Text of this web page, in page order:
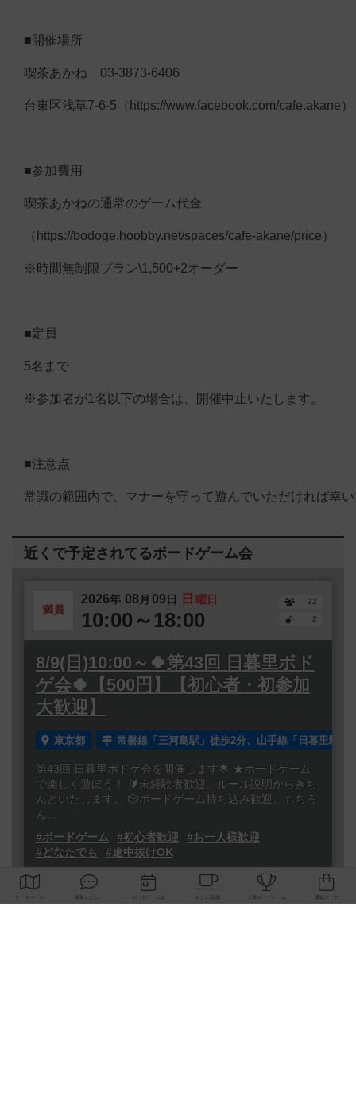
■開催場所
喫茶あかね 03-3873-6406
台東区浅草7-6-5（https://www.facebook.com/cafe.akane）
■参加費用
喫茶あかねの通常のゲーム代金
（https://bodoge.hoobby.net/spaces/cafe-akane/price）
※時間無制限プラン\1,500+2オーダー
■定員
5名まで
※参加者が1名以下の場合は、開催中止いたします。
■注意点
常識の範囲内で、マナーを守って遊んでいただければ幸
近くで予定されてるボードゲーム会
満員
2026年 08 月 09日 日 曜日
10:00～18:00
22
2
8/9(日)10:00～🍀第43回 日暮里ボド
ゲ会🍀【500円】【初心者・初参加
大歓迎】
東京都 常磐線「三河島駅」徒歩2分、山手線「日暮里駅」
第43回 日暮里ボドゲ会を開催します🌟 ★ボードゲーム
で楽しく遊ぼう！ 🔰未経験者歓迎。ルール説明からきち
んといたします。 🎲ボードゲーム持ち込み歓迎。もちろ
ん...
#ボードゲーム
#初心者歓迎
#お一人様歓迎
#どなたでも
#途中抜けOK
あと
2026 08月23 曜日
1